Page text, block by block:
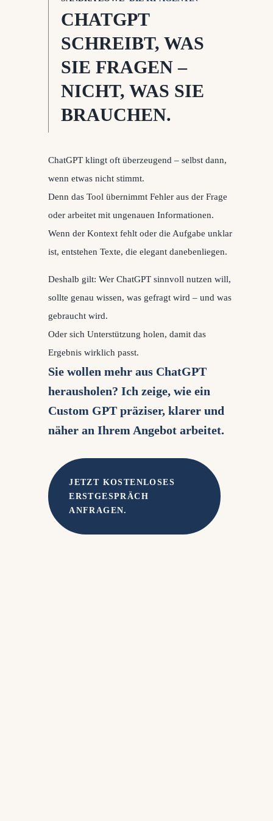
CHATGPT
SCHREIBT, WAS
SIE FRAGEN –
NICHT, WAS SIE
BRAUCHEN.
ChatGPT klingt oft überzeugend – selbst dann,
wenn etwas nicht stimmt.
Denn das Tool übernimmt Fehler aus der Frage
oder arbeitet mit ungenauen Informationen.
Wenn der Kontext fehlt oder die Aufgabe unklar
ist, entstehen Texte, die elegant danebenliegen.
Deshalb gilt: Wer ChatGPT sinnvoll nutzen will,
sollte genau wissen, was gefragt wird – und was
gebraucht wird.
Oder sich Unterstützung holen, damit das
Ergebnis wirklich passt.
Sie wollen mehr aus ChatGPT
herausholen? Ich zeige, wie ein
Custom GPT präziser, klarer und
näher an Ihrem Angebot arbeitet.
JETZT KOSTENLOSES
ERSTGESPRÄCH
ANFRAGEN.